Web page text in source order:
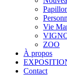
Vie
ZOO
À propos
Contact